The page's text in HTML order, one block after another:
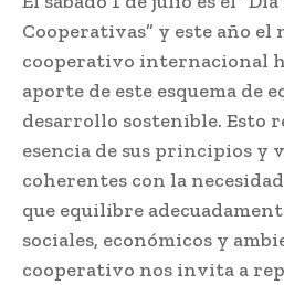
Cooperativas” y este año
cooperativo internacional
aporte de este esquema de
desarrollo sostenible. Esto
esencia de sus principios y
coherentes con la
que equilibre
sociales, económicos y
cooperativo nos invita a